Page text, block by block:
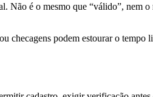
é o mesmo que “válido”, nem o
podem estourar o tempo